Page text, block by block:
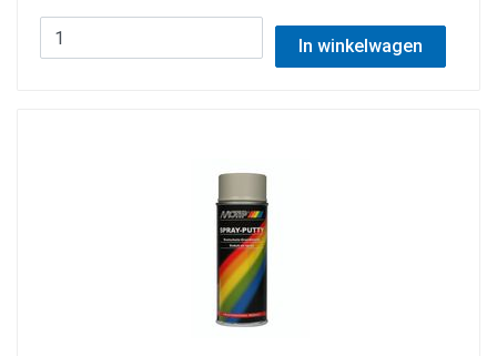
In winkelwagen